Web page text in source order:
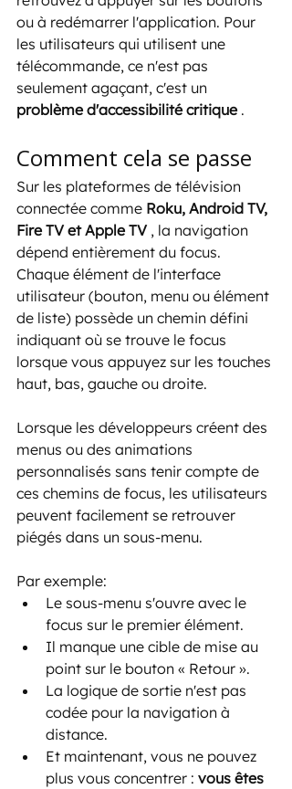
ou à redémarrer l'application. Pour
les utilisateurs qui utilisent une
télécommande, ce n'est pas
seulement agaçant, c'est un
problème d'accessibilité critique .
Comment cela se passe
Sur les plateformes de télévision
connectée comme Roku, Android TV,
Fire TV et Apple TV , la navigation
dépend entièrement du focus.
Chaque élément de l'interface
utilisateur (bouton, menu ou élément
de liste) possède un chemin défini
indiquant où se trouve le focus
lorsque vous appuyez sur les touches
haut, bas, gauche ou droite.
Lorsque les développeurs créent des
menus ou des animations
personnalisés sans tenir compte de
ces chemins de focus, les utilisateurs
peuvent facilement se retrouver
piégés dans un sous-menu.
Par exemple:
Le sous-menu s'ouvre avec le
focus sur le premier élément.
Il manque une cible de mise au
point sur le bouton « Retour ».
La logique de sortie n'est pas
codée pour la navigation à
distance.
Et maintenant, vous ne pouvez
plus vous concentrer : vous êtes